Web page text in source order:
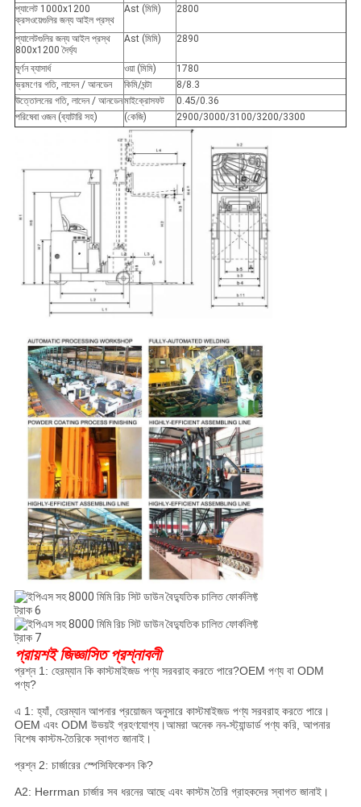
প্যালেট 1000x1200
ক্রসওয়েগুলির জন্য আইল প্রস্থ
Ast (মিমি) 2800
প্যালেটগুলির জন্য আইল প্রস্থ
800x1200 দৈর্ঘ্য
Ast (মিমি) 2890
ঘূর্ণন ব্যাসার্ধ ওয়া (মিমি)
1780
ভ্রমণের গতি, লাদেন / আনডেন
কিমি/ঘন্টা
8/8.3
উত্তোলনের গতি, লাদেন / আনডেনমাইক্রোসফট
0.45/0.36
পরিষেবা ওজন (ব্যাটারি সহ)
(কেজি) 2900/3000/3100/3200/3300
প্রায়শই জিজ্ঞাসিত প্রশ্নাবলী
প্রশ্ন 1: হেরম্যান কি কাস্টমাইজড পণ্য সরবরাহ করতে পারে?OEM পণ্য বা ODM
পণ্য?
এ 1: হ্যাঁ, হেরম্যান আপনার প্রয়োজন অনুসারে কাস্টমাইজড পণ্য সরবরাহ করতে পারে।
OEM এবং ODM উভয়ই গ্রহণযোগ্য।আমরা অনেক নন-স্ট্যান্ডার্ড পণ্য করি, আপনার
বিশেষ কাস্টম-তৈরিকে স্বাগত জানাই।
প্রশ্ন 2: চার্জারের স্পেসিফিকেশন কি?
A2: Herrman চার্জার সব ধরনের আছে এবং কাস্টম তৈরি গ্রাহকদের স্বাগত জানাই।